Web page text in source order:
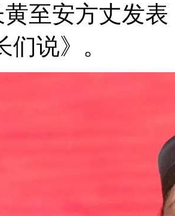
至安方丈发
们说》。